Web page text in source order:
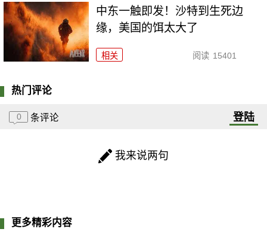
中东一触即发！沙特到生死边
缘，美国的饵太大了
相关 阅读 15401
热门评论
0 条评论 登陆
我来说两句
更多精彩内容